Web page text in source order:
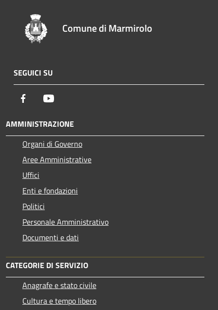
Comune di Marmirolo
SEGUICI SU
Facebook
AMMINISTRAZIONE
Organi di Governo
Aree Amministrative
Uffici
Enti e fondazioni
Politici
Personale Amministrativo
Documenti e dati
CATEGORIE DI SERVIZIO
Anagrafe e stato civile
Cultura e tempo libero